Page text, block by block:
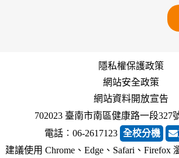
隱私權保護政策
網站安全政策
網站資料開放宣告
702023 臺南市南區健康路一段327
電話︰06-2617123 全校分機
建議使用 Chrome、Edge、Safari、Firefox